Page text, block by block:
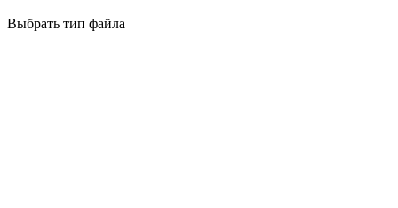
Выбрать тип файла